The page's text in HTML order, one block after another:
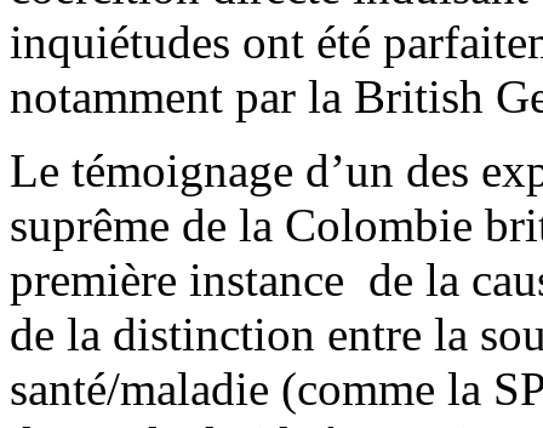
inquiétudes ont été
notamment par la British
Le témoignage d’un des
suprême de la Colombie
première instance de la
de la distinction entre la
santé/maladie (comme la